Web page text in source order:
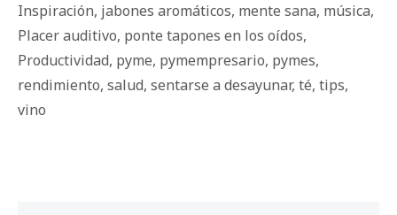
Inspiración, jabones aromáticos, mente sana, música,
Placer auditivo, ponte tapones en los oídos,
Productividad, pyme, pymempresario, pymes,
rendimiento, salud, sentarse a desayunar, té, tips,
vino